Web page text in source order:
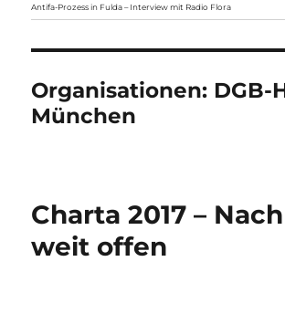
Antifa-Prozess in Fulda – Interview mit Radio Flora
Organisationen: DGB-
München
Charta 2017 –
weit offen